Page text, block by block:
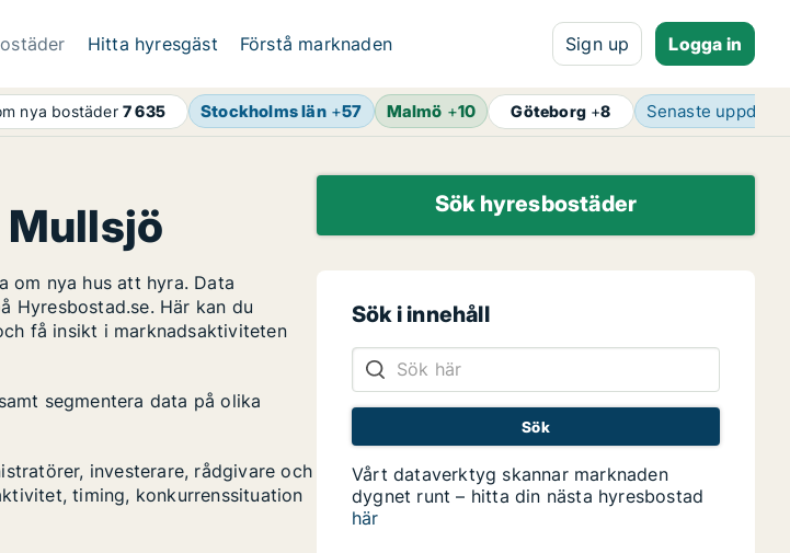
Hitta hyresgäst Förstå marknaden Sign up Logga in
nya bostäder7 635 Stockholms län+57 Malmö +10 Göteborg +8 Senaste
Mullsjö
om nya hus att hyra. Data
Hyresbostad.se. Här kan du
få insikt i marknadsaktiviteten
segmentera data på olika
investerare, rådgivare och
timing, konkurrenssituation
Sök hyresbostäder
Sök i innehåll
Vårt dataverktyg skannar marknaden
dygnet runt – hitta din nästa hyresbostad
här